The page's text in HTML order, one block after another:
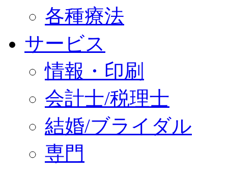
各種療法
サービス
情報・印刷
会計士/税理士
結婚/ブライダル
専門